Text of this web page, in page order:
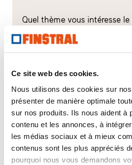
Ce site web des cookies.
Nous utilisons des cookies sur
présenter de manière optimale
sur nos produits. Ils nous aident à
contenu et les annonces, à
les médias sociaux et à mieux
contenus sont les plus appréciés
pourquoi nous vous demandons
Quel thème vous intéresse le
Fenêtres
Portes d’entrée
Parois vitrées
Rénovation
Construction neuve